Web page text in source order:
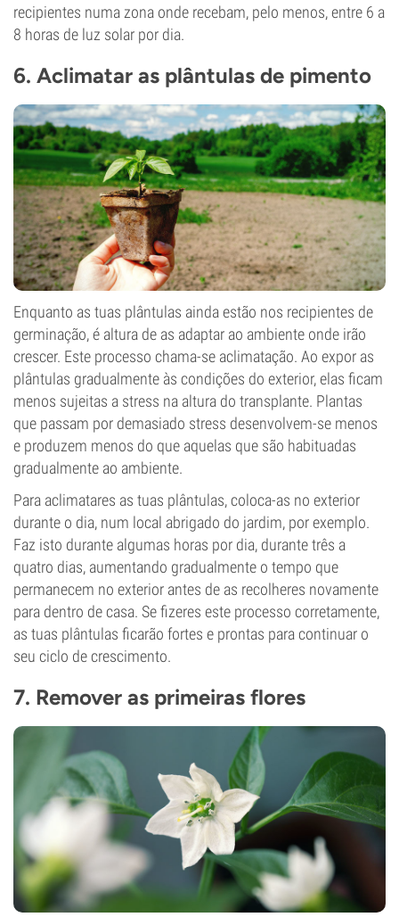
recipientes numa zona onde recebam, pelo menos, entre 6 a
8 horas de luz solar por dia.
6. Aclimatar as plântulas de pimento
Enquanto as tuas plântulas ainda estão nos recipientes de
germinação, é altura de as adaptar ao ambiente onde irão
crescer. Este processo chama-se aclimatação. Ao expor as
plântulas gradualmente às condições do exterior, elas ficam
menos sujeitas a stress na altura do transplante. Plantas
que passam por demasiado stress desenvolvem-se menos
e produzem menos do que aquelas que são habituadas
gradualmente ao ambiente.
Para aclimatares as tuas plântulas, coloca-as no exterior
durante o dia, num local abrigado do jardim, por exemplo.
Faz isto durante algumas horas por dia, durante três a
quatro dias, aumentando gradualmente o tempo que
permanecem no exterior antes de as recolheres novamente
para dentro de casa. Se fizeres este processo corretamente,
as tuas plântulas ficarão fortes e prontas para continuar o
seu ciclo de crescimento.
7. Remover as primeiras flores